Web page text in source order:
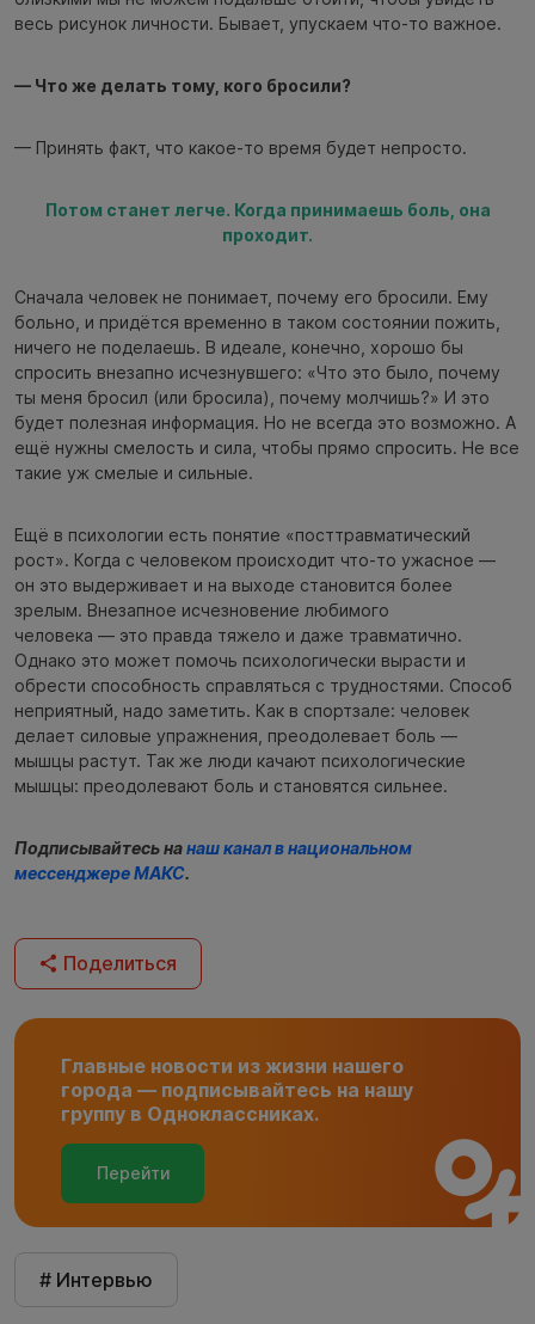
весь рисунок личности. Бывает, упускаем что-то важное.
— Что же делать тому, кого бросили?
— Принять факт, что какое-то время будет непросто.
Потом станет легче. Когда принимаешь боль, она
проходит.
Сначала человек не понимает, почему его бросили. Ему
больно, и придётся временно в таком состоянии пожить,
ничего не поделаешь. В идеале, конечно, хорошо бы
спросить внезапно исчезнувшего: «Что это было, почему
ты меня бросил (или бросила), почему молчишь?» И это
будет полезная информация. Но не всегда это возможно. А
ещё нужны смелость и сила, чтобы прямо спросить. Не все
такие уж смелые и сильные.
Ещё в психологии есть понятие «посттравматический
рост». Когда с человеком происходит что-то ужасное —
он это выдерживает и на выходе становится более
зрелым. Внезапное исчезновение любимого
человека — это правда тяжело и даже травматично.
Однако это может помочь психологически вырасти и
обрести способность справляться с трудностями. Способ
неприятный, надо заметить. Как в спортзале: человек
делает силовые упражнения, преодолевает боль —
мышцы растут. Так же люди качают психологические
мышцы: преодолевают боль и становятся сильнее.
Подписывайтесь нанаш канал в национальном
мессенджере МАКС.
Поделиться
Главные новости из жизни нашего
города — подписывайтесь на нашу
группу в Одноклассниках.
Перейти
# Интервью